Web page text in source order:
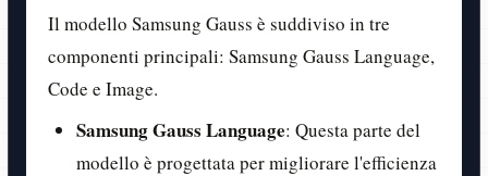
Il modello Samsung Gauss è suddiviso in tre
componenti principali: Samsung Gauss Language,
Code e Image.
Samsung Gauss Language: Questa parte del
modello è progettata per migliorare l'efficienza